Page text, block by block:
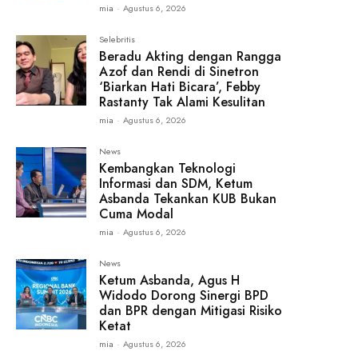
mia - Agustus 6, 2026
Selebritis
Beradu Akting dengan Rangga
Azof dan Rendi di Sinetron
‘Biarkan Hati Bicara’, Febby
Rastanty Tak Alami Kesulitan
mia - Agustus 6, 2026
News
Kembangkan Teknologi
Informasi dan SDM, Ketum
Asbanda Tekankan KUB Bukan
Cuma Modal
mia - Agustus 6, 2026
News
Ketum Asbanda, Agus H
Widodo Dorong Sinergi BPD
dan BPR dengan Mitigasi Risiko
Ketat
mia - Agustus 6, 2026